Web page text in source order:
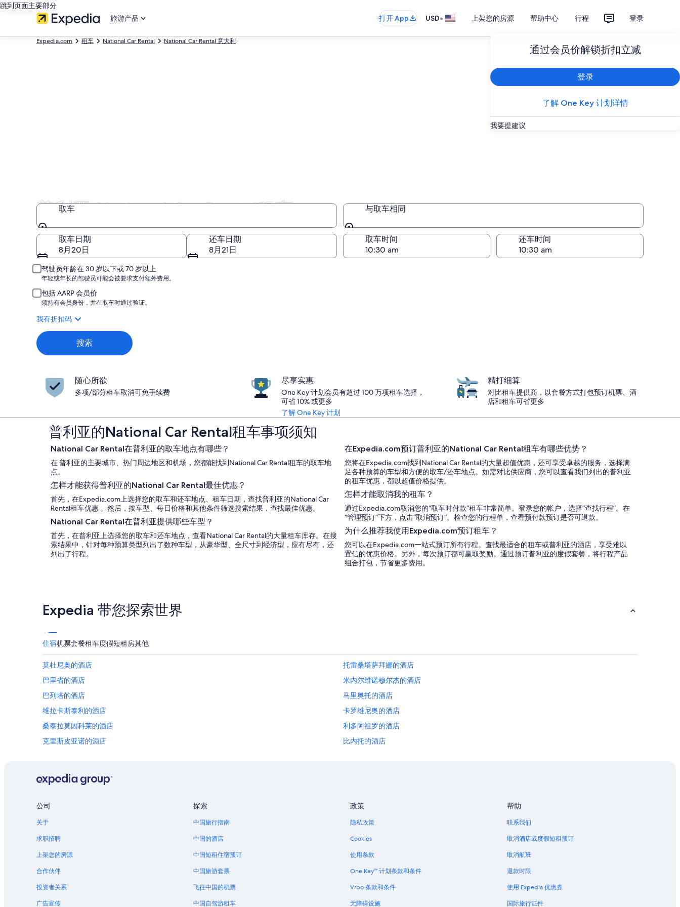
跳到页面主要部分
旅游产品
打开 App USD• 上架您的房源 帮助中心 行程 登录
通过会员价解锁折扣立减
登录
了解 One Key 计划详情
我要提建议
Expedia.com 租车 National Car Rental National Car Rental 意大利
普利亚 National Car Rental租车
取车
取车
与取车相同
与取车相同
取车日期
8月20日
还车日期
8月21日
取车时间 还车时间
驾驶员年龄在 30 岁以下或 70 岁以上
年轻或年长的驾驶员可能会被要求支付额外费用。
包括 AARP 会员价
须持有会员身份，并在取车时通过验证。
我有折扣码
搜索
随心所欲
多项/部分租车取消可免手续费
尽享实惠
One Key 计划会员有超过 100 万项租车选择，
可省 10% 或更多
了解 One Key 计划
精打细算
对比租车提供商，以套餐方式打包预订机票、酒
店和租车可省更多
普利亚的National Car Rental租车事项须知
National Car Rental在普利亚的取车地点有哪些？
在 普利亚的主要城市、热门周边地区和机场，您都能找到National Car Rental租车的取车地
点。
怎样才能获得普利亚的National Car Rental最佳优惠？
首先，在Expedia.com上选择您的取车和还车地点、租车日期，查找普利亚的National Car
Rental租车优惠 。然后，按车型、每日价格和其他条件筛选搜索结果，查找最佳优惠。
National Car Rental在普利亚提供哪些车型？
首先，在普利亚上选择您的取车和还车地点，查看National Car Rental的大量租车库存。在搜
索结果中，针对每种预算类型列出了数种车型，从豪华型、全尺寸到经济型，应有尽有，还
列出了行程。
在Expedia.com预订普利亚的National Car Rental租车有哪些优势？
您将在Expedia.com找到National Car Rental的大量超值优惠，还可享受卓越的服务，选择满
足各种预算的车型和方便的取车/还车地点。如需对比供应商，您可以查看我们列出的普利亚
的租车优惠，都以超值价格提供。
怎样才能取消我的租车？
通过Expedia.com取消您的“取车时付款”租车非常简单。登录您的帐户，选择“查找行程”。在
“管理预订”下方，点击“取消预订”。检查您的行程单，查看预付款预订是否可退款。
为什么推荐我使用Expedia.com预订租车？
您可以在Expedia.com一站式预订所有行程。查找最适合的租车或普利亚的酒店，享受难以
置信的优惠价格。另外，每次预订都可赢取奖励。通过预订普利亚的度假套餐，将行程产品
组合打包，节省更多费用。
Expedia 带您探索世界
住宿机票套餐租车度假短租房其他
莫杜尼奥的酒店
托雷桑塔萨拜娜的酒店
巴里省的酒店
米内尔维诺穆尔杰的酒店
巴列塔的酒店
马里奥托的酒店
维拉卡斯泰利的酒店
卡罗维尼奥的酒店
桑泰拉莫因科莱的酒店
利多阿祖罗的酒店
克里斯皮亚诺的酒店
比内托的酒店
内塔玛丽娜的酒店
公司
关于
求职招聘
上架您的房源
合作伙伴
投资者关系
广告宣传
探索
中国旅行指南
中国的酒店
中国短租住宿预订
中国旅游套票
飞往中国的机票
中国自驾游租车
政策
隐私政策
Cookies
使用条款
One Key™ 计划条款和条件
Vrbo 条款和条件
无障碍设施
帮助
联系我们
取消酒店或度假短租预订
取消航班
退款时限
使用 Expedia 优惠券
国际旅行证件